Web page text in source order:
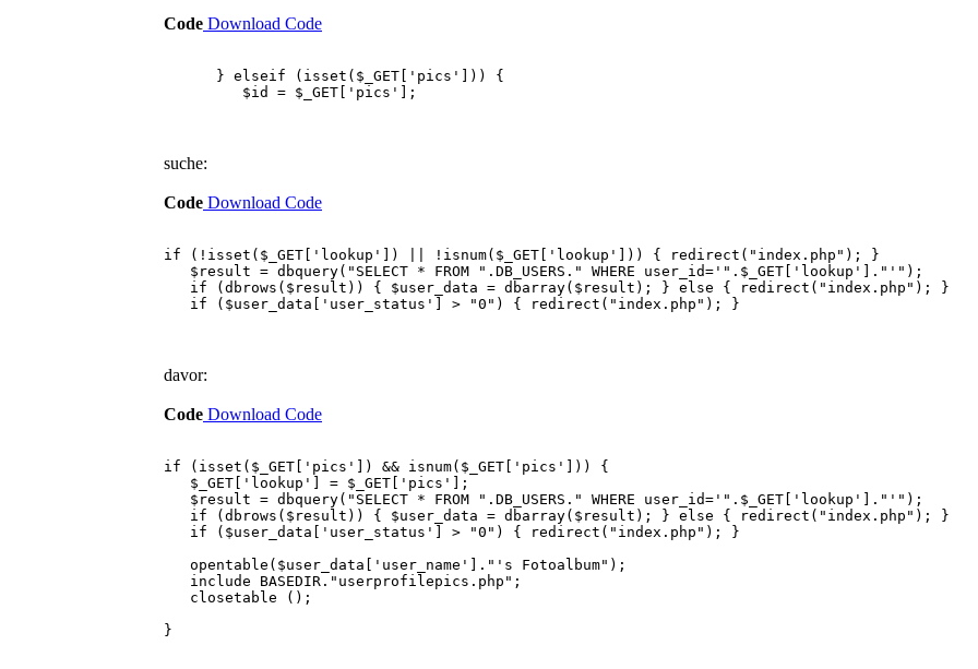
Code Download Code
} elseif (isset($_GET['pics'])) {
$id = $_GET['pics'];
suche:
Code Download Code
if (!isset($_GET['lookup']) || !isnum($_GET['lookup'])) { redirect("index.php"); }
$result = dbquery("SELECT * FROM ".DB_USERS." WHERE user_id='".$_GET['lookup']."'");
if (dbrows($result)) { $user_data = dbarray($result); } else { redirect("index.php"); }
if ($user_data['user_status'] > "0") { redirect("index.php"); }
davor:
Code Download Code
if (isset($_GET['pics']) && isnum($_GET['pics'])) {
$_GET['lookup'] = $_GET['pics'];
$result = dbquery("SELECT * FROM ".DB_USERS." WHERE user_id='".$_GET['lookup']."'");
if (dbrows($result)) { $user_data = dbarray($result); } else { redirect("index.php"); }
if ($user_data['user_status'] > "0") { redirect("index.php"); }
opentable($user_data['user_name']."'s Fotoalbum");
include BASEDIR."userprofilepics.php";
closetable ();
}